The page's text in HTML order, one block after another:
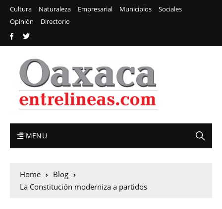
Cultura Naturaleza Empresarial Municipios
Sociales
Opinión
Directorio
MENU
Home
Blog
La Constitución moderniza a partidos